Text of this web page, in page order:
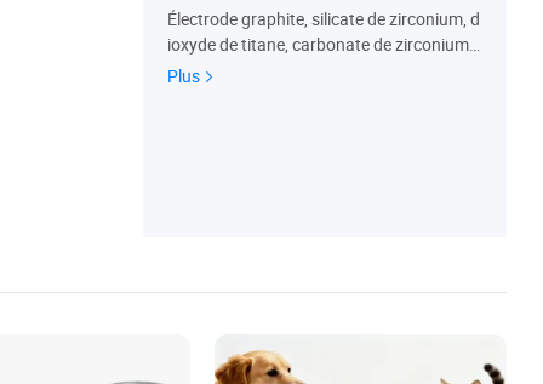
Électrode graphite, silicate de zirconium, d
ioxyde de titane, carbonate de zirconium,
bromure d'ammonium, Bromure de lithiu
Plus